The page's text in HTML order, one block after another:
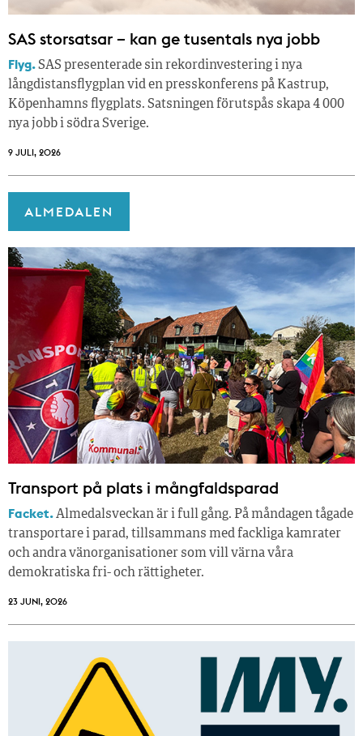
SAS storsatsar – kan ge tusentals nya jobb
Flyg.SAS presenterade sin rekordinvestering i nya
långdistansflygplan vid en presskonferens på Kastrup,
Köpenhamns flygplats. Satsningen förutspås skapa 4 000
nya jobb i södra Sverige.
9 JULI, 2026
ALMEDALEN
Transport på plats i mångfaldsparad
Facket.Almedalsveckan är i full gång. På måndagen tågade
transportare i parad, tillsammans med fackliga kamrater
och andra vänorganisationer som vill värna våra
demokratiska fri- och rättigheter.
23 JUNI, 2026